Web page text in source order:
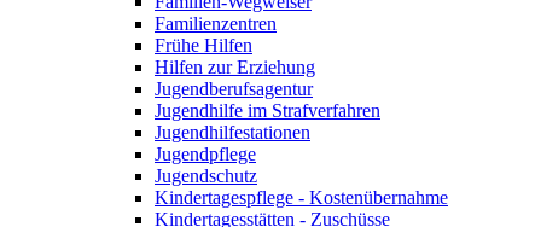
Familienzentren
Frühe Hilfen
Hilfen zur Erziehung
Jugendberufsagentur
Jugendhilfe im Strafverfahren
Jugendhilfestationen
Jugendpflege
Jugendschutz
Kindertagespflege - Kostenübernahme
Kindertagesstätten - Zuschüsse